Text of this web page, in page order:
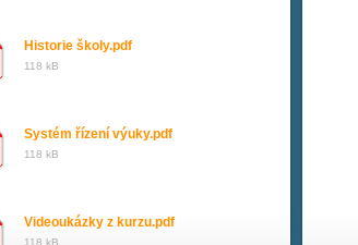
Historie školy.pdf
118 kB
Systém řízení výuky.pdf
118 kB
Videoukázky z kurzu.pdf
118 kB